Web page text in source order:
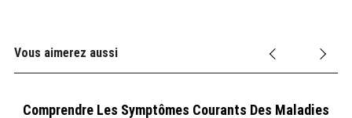
Vous aimerez aussi
Comprendre Les Symptômes Courants Des Maladies